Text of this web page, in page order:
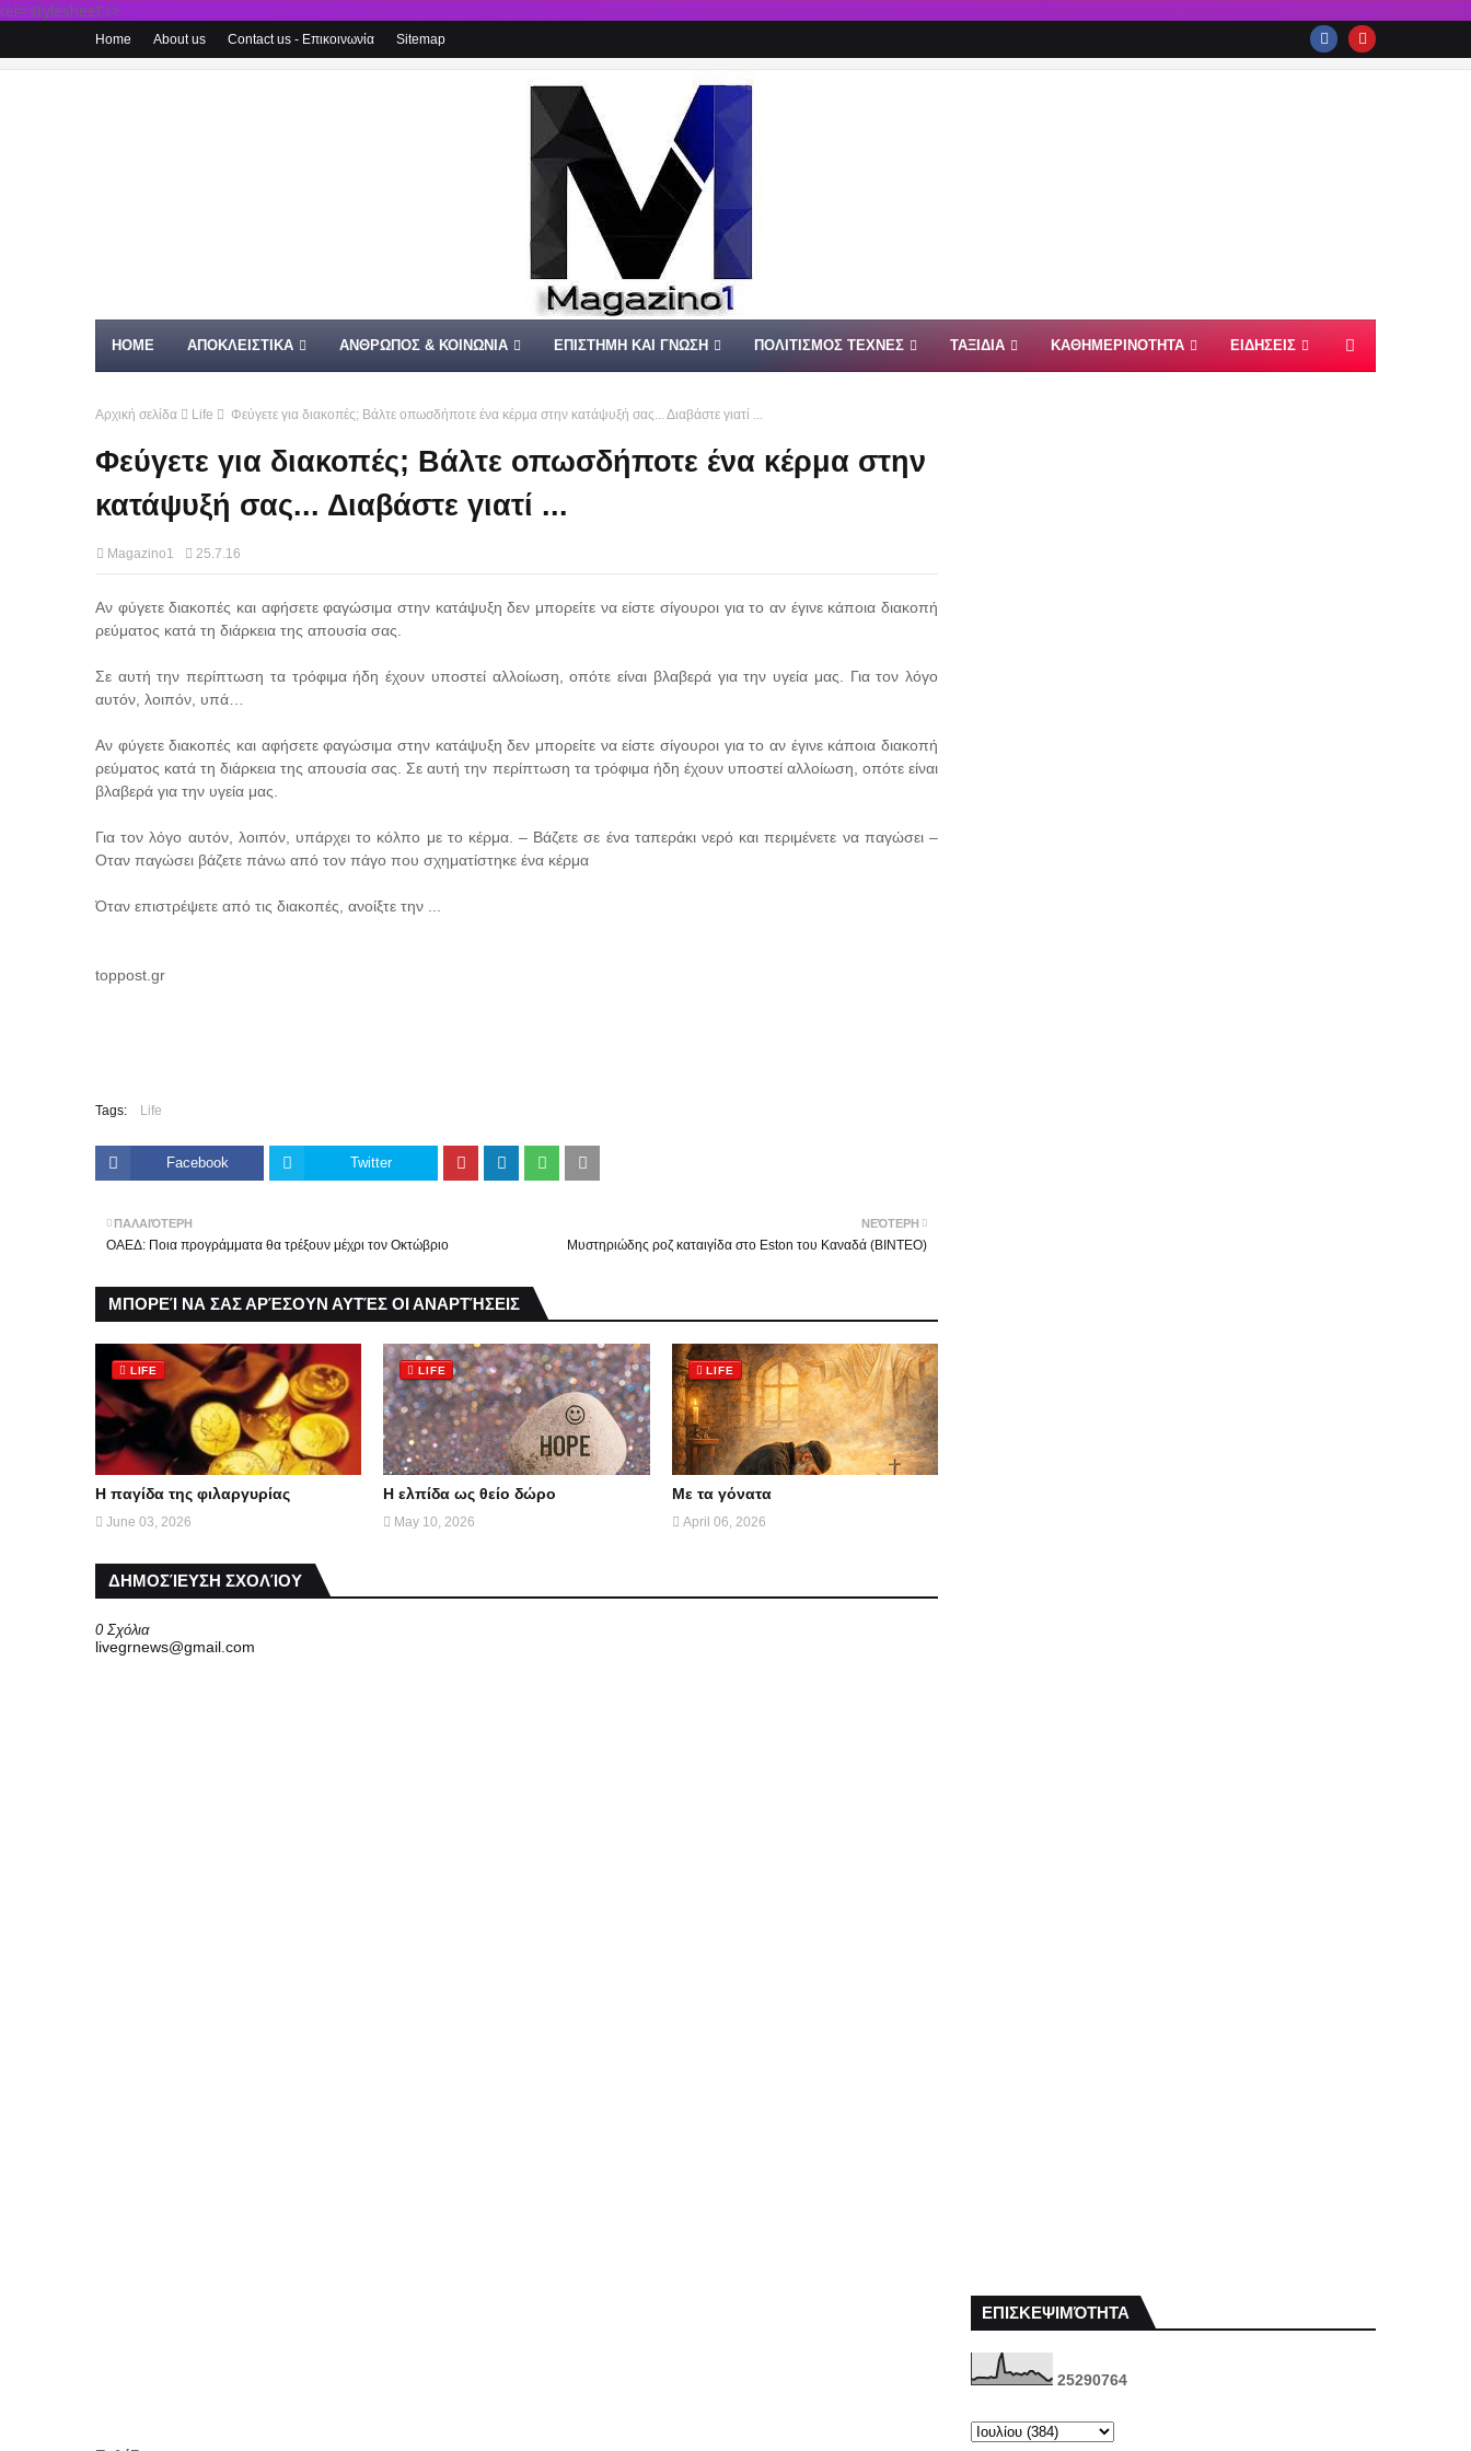
rel='stylesheet'/>
Home About us Contact us - Επικοινωνία Sitemap
HOME ΑΠΟΚΛΕΙΣΤΙΚΑ ΑΝΘΡΩΠΟΣ & ΚΟΙΝΩΝΙΑ ΕΠΙΣΤΗΜΗ ΚΑΙ ΓΝΩΣΗ ΠΟΛΙΤΙΣΜΟΣ ΤΕΧΝΕΣ ΤΑΞΙΔΙΑ ΚΑΘΗΜΕΡΙΝΟΤΗΤΑ ΕΙΔΗΣΕΙΣ
Αρχική σελίδα Life Φεύγετε για διακοπές; Βάλτε οπωσδήποτε ένα κέρμα στην κατάψυξή σας... Διαβάστε γιατί ...
Φεύγετε για διακοπές; Βάλτε οπωσδήποτε ένα κέρμα στην
κατάψυξή σας... Διαβάστε γιατί ...
Magazino1 25.7.16
Αν φύγετε διακοπές και αφήσετε φαγώσιμα στην κατάψυξη δεν μπορείτε να είστε σίγουροι για το αν έγινε κάποια διακοπή
ρεύματος κατά τη διάρκεια της απουσία σας.
Σε αυτή την περίπτωση τα τρόφιμα ήδη έχουν υποστεί αλλοίωση, οπότε είναι βλαβερά για την υγεία μας. Για τον λόγο
αυτόν, λοιπόν, υπά…
Αν φύγετε διακοπές και αφήσετε φαγώσιμα στην κατάψυξη δεν μπορείτε να είστε σίγουροι για το αν έγινε κάποια διακοπή
ρεύματος κατά τη διάρκεια της απουσία σας. Σε αυτή την περίπτωση τα τρόφιμα ήδη έχουν υποστεί αλλοίωση, οπότε είναι
βλαβερά για την υγεία μας.
Για τον λόγο αυτόν, λοιπόν, υπάρχει το κόλπο με το κέρμα. – Βάζετε σε ένα ταπεράκι νερό και περιμένετε να παγώσει –
Οταν παγώσει βάζετε πάνω από τον πάγο που σχηματίστηκε ένα κέρμα
Όταν επιστρέψετε από τις διακοπές, ανοίξτε την ...
toppost.gr
Tags: Life
Facebook Twitter
ΝΕΌΤΕΡΗ
Μυστηριώδης ροζ καταιγίδα στο Eston του Καναδά (ΒΙΝΤΕΟ)
ΠΑΛΑΙΌΤΕΡΗ
ΟΑΕΔ: Ποια προγράμματα θα τρέξουν μέχρι τον Οκτώβριο
ΜΠΟΡΕΊ ΝΑ ΣΑΣ ΑΡΈΣΟΥΝ ΑΥΤΈΣ ΟΙ ΑΝΑΡΤΉΣΕΙΣ
LIFE
Η παγίδα της φιλαργυρίας
June 03, 2026
LIFE
Η ελπίδα ως θείο δώρο
May 10, 2026
LIFE
Με τα γόνατα
April 06, 2026
ΔΗΜΟΣΊΕΥΣΗ ΣΧΟΛΊΟΥ
0 Σχόλια
livegrnews@gmail.com
ΕΠΙΣΚΕΨΙΜΌΤΗΤΑ
25290764